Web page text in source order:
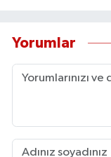
Yorumlar